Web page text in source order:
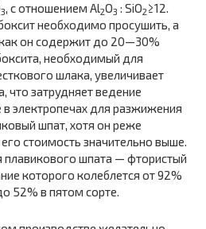
3, с отношением Al2O3 : SiO2 ≥12.
необходимо просушить, а
он содержит до 20—30%
необходимый для
шлака, увеличивает
что затрудняет ведение
электропечах для разжижения
шпат, хотя он реже
стоимость значительно выше.
шпата — фтористый
которого колеблется от 92%
52% в пятом сорте.